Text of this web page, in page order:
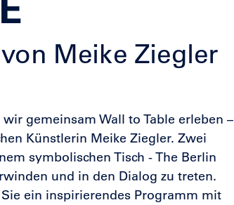
Meike Ziegler
gemeinsam Wall to Table erleben –
Künstlerin Meike Ziegler. Zwei
symbolischen Tisch - The Berlin
und in den Dialog zu treten.
ein inspirierendes Programm mit